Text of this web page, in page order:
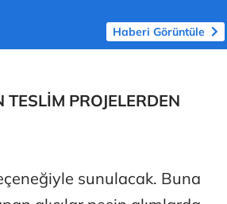
Haberi Görüntüle
PROJELERDEN
sunulacak. Buna